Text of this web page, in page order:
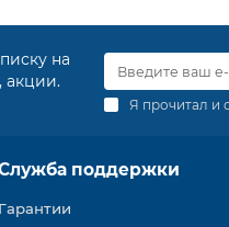
на
акции.
Я прочитал и
поддержки
Гарантии